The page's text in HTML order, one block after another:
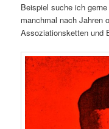
Beispiel suche ich
manchmal nach Jahren
Assoziationsketten und